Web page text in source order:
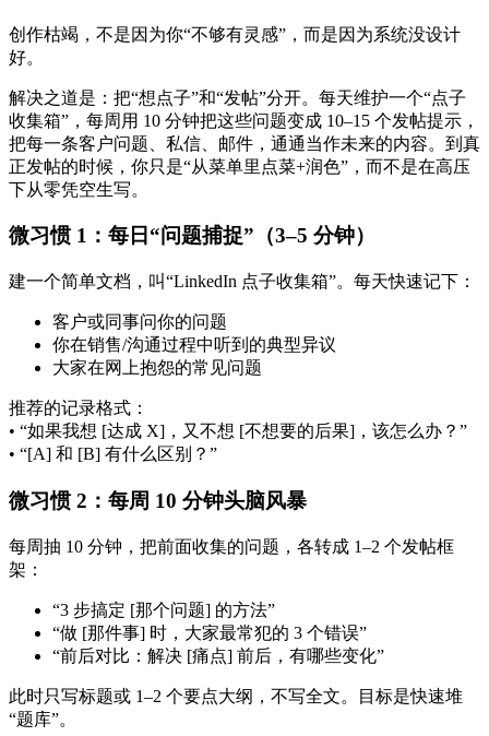
创作枯竭，不是因为你“不够有灵感”，而是因为系统没设计
好。
解决之道是：把“想点子”和“发帖”分开。每天维护一个“点子
收集箱”，每周用 10 分钟把这些问题变成 10–15 个发帖提示，
把每一条客户问题、私信、邮件，通通当作未来的内容。到真
正发帖的时候，你只是“从菜单里点菜+润色”，而不是在高压
下从零凭空生写。
微习惯 1：每日“问题捕捉”（3–5 分钟）
建一个简单文档，叫“LinkedIn 点子收集箱”。每天快速记下：
客户或同事问你的问题
你在销售/沟通过程中听到的典型异议
大家在网上抱怨的常见问题
推荐的记录格式：
• “如果我想 [达成 X]，又不想 [不想要的后果]，该怎么办？”
• “[A] 和 [B] 有什么区别？”
微习惯 2：每周 10 分钟头脑风暴
每周抽 10 分钟，把前面收集的问题，各转成 1–2 个发帖框
架：
“3 步搞定 [那个问题] 的方法”
“做 [那件事] 时，大家最常犯的 3 个错误”
“前后对比：解决 [痛点] 前后，有哪些变化”
此时只写标题或 1–2 个要点大纲，不写全文。目标是快速堆
“题库”。